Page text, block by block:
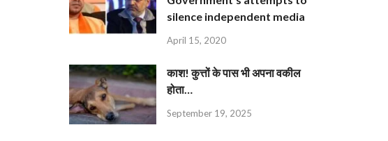
silence independent media
April 15, 2020
काश! कुत्तों के पास भी अपना वकील
होता…
September 19, 2025